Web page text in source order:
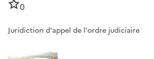
0
Juridiction d'appel de l'ordre judiciaire